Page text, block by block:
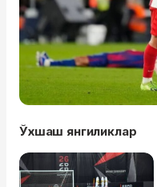
Ўхшаш янгиликлар